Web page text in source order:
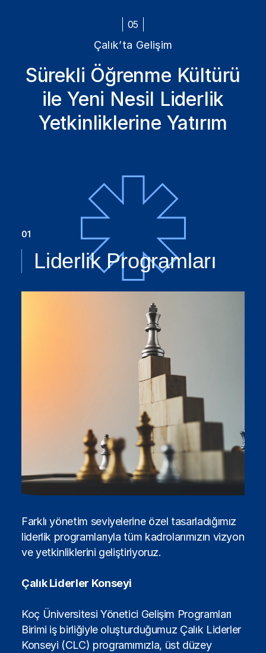
05
Çalık’ta Gelişim
Sürekli Öğrenme Kültürü
ile Yeni Nesil Liderlik
Yetkinliklerine Yatırım
01
Liderlik Programları
Farklı yönetim seviyelerine özel tasarladığımız
liderlik programlarıyla tüm kadrolarımızın vizyon
ve yetkinliklerini geliştiriyoruz.
Çalık Liderler Konseyi
Koç Üniversitesi Yönetici Gelişim Programları
Birimi iş birliğiyle oluşturduğumuz Çalık Liderler
Konseyi (CLC) programımızla, üst düzey